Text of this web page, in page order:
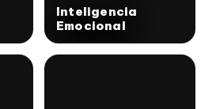
Inteligencia
Emocional